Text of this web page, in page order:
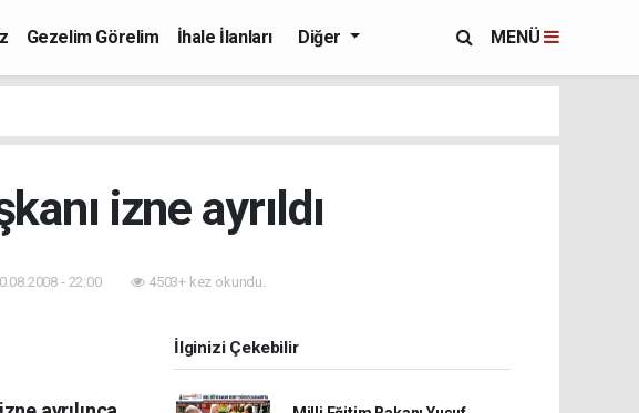
Gezelim Görelim
İhale İlanları
Diğer MENÜ
izne ayrıldı
- 22:00 4503+ kez okundu.
İlginizi Çekebilir